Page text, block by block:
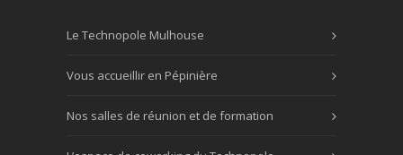
Le Technopole Mulhouse
Vous accueillir en Pépinière
Nos salles de réunion et de formation